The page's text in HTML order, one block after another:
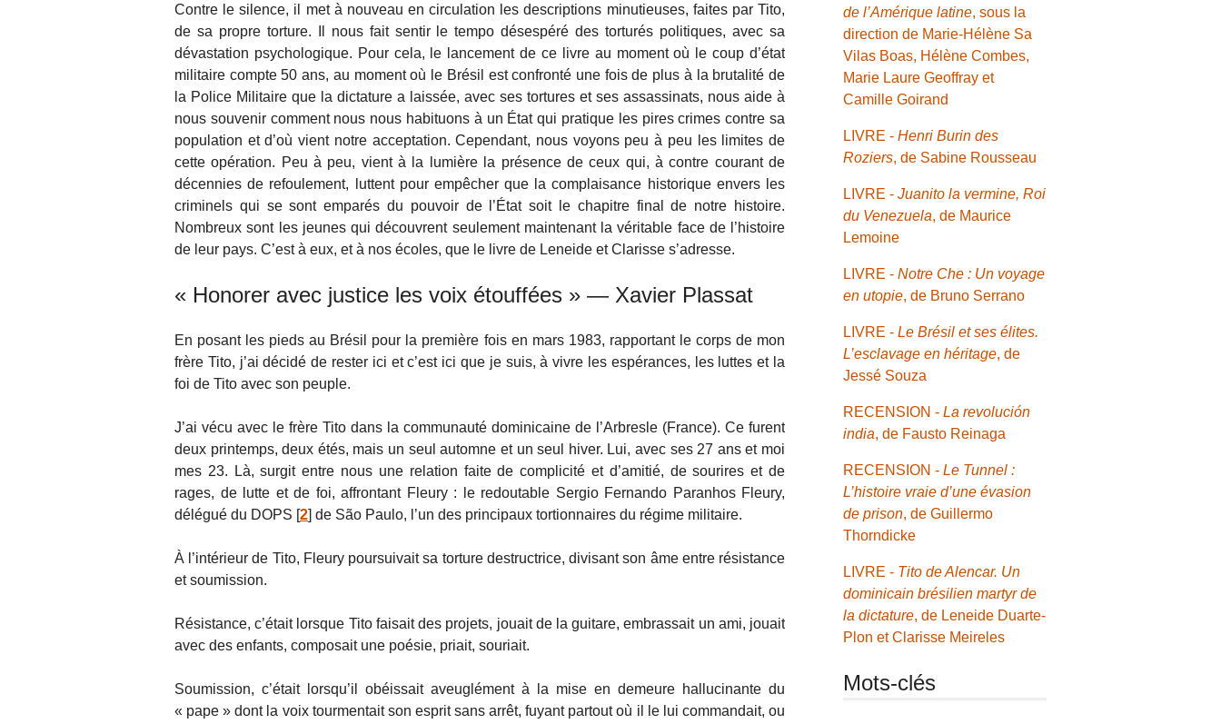
Contre le silence, il met à nouveau en circulation les descriptions minutieuses, faites par Tito,
de sa propre torture. Il nous fait sentir le tempo désespéré des torturés politiques, avec sa
dévastation psychologique. Pour cela, le lancement de ce livre au moment où le coup d’état
militaire compte 50 ans, au moment où le Brésil est confronté une fois de plus à la brutalité de
la Police Militaire que la dictature a laissée, avec ses tortures et ses assassinats, nous aide à
nous souvenir comment nous nous habituons à un État qui pratique les pires crimes contre sa
population et d’où vient notre acceptation. Cependant, nous voyons peu à peu les limites de
cette opération. Peu à peu, vient à la lumière la présence de ceux qui, à contre courant de
décennies de refoulement, luttent pour empêcher que la complaisance historique envers les
criminels qui se sont emparés du pouvoir de l’État soit le chapitre final de notre histoire.
Nombreux sont les jeunes qui découvrent seulement maintenant la véritable face de l’histoire
de leur pays. C’est à eux, et à nos écoles, que le livre de Leneide et Clarisse s’adresse.
« Honorer avec justice les voix étouffées » — Xavier Plassat
En posant les pieds au Brésil pour la première fois en mars 1983, rapportant le corps de mon
frère Tito, j’ai décidé de rester ici et c’est ici que je suis, à vivre les espérances, les luttes et la
foi de Tito avec son peuple.
J’ai vécu avec le frère Tito dans la communauté dominicaine de l’Arbresle (France). Ce furent
deux printemps, deux étés, mais un seul automne et un seul hiver. Lui, avec ses 27 ans et moi
mes 23. Là, surgit entre nous une relation faite de complicité et d’amitié, de sourires et de
rages, de lutte et de foi, affrontant Fleury : le redoutable Sergio Fernando Paranhos Fleury,
délégué du DOPS [2] de São Paulo, l’un des principaux tortionnaires du régime militaire.
À l’intérieur de Tito, Fleury poursuivait sa torture destructrice, divisant son âme entre résistance
et soumission.
Résistance, c’était lorsque Tito faisait des projets, jouait de la guitare, embrassait un ami, jouait
avec des enfants, composait une poésie, priait, souriait.
Soumission, c’était lorsqu’il obéissait aveuglément à la mise en demeure hallucinante du
« pape » dont la voix tourmentait son esprit sans arrêt, fuyant partout où il le lui commandait, ou
de l’Amérique latine, sous la
direction de Marie-Hélène Sa
Vilas Boas, Hélène Combes,
Marie Laure Geoffray et
Camille Goirand
LIVRE -Henri Burin des
Roziers, de Sabine Rousseau
LIVRE -Juanito la vermine, Roi
du Venezuela, de Maurice
Lemoine
LIVRE -Notre Che : Un voyage
en utopie, de Bruno Serrano
LIVRE -Le Brésil et ses élites.
L’esclavage en héritage, de
Jessé Souza
RECENSION -La revolución
india, de Fausto Reinaga
RECENSION -Le Tunnel :
L’histoire vraie d’une évasion
de prison, de Guillermo
Thorndicke
LIVRE - Tito de Alencar. Un
dominicain brésilien martyr de
la dictature, de Leneide Duarte-
Plon et Clarisse Meireles
Mots-clés